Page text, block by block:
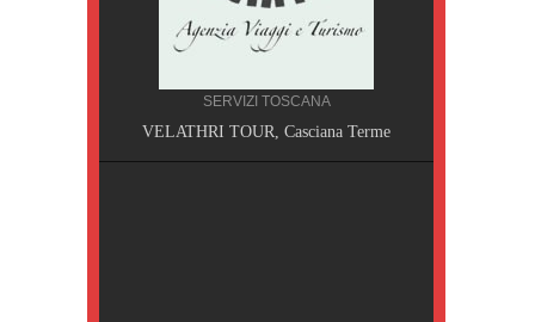
SERVIZI TOSCANA
VELATHRI TOUR, Casciana Terme